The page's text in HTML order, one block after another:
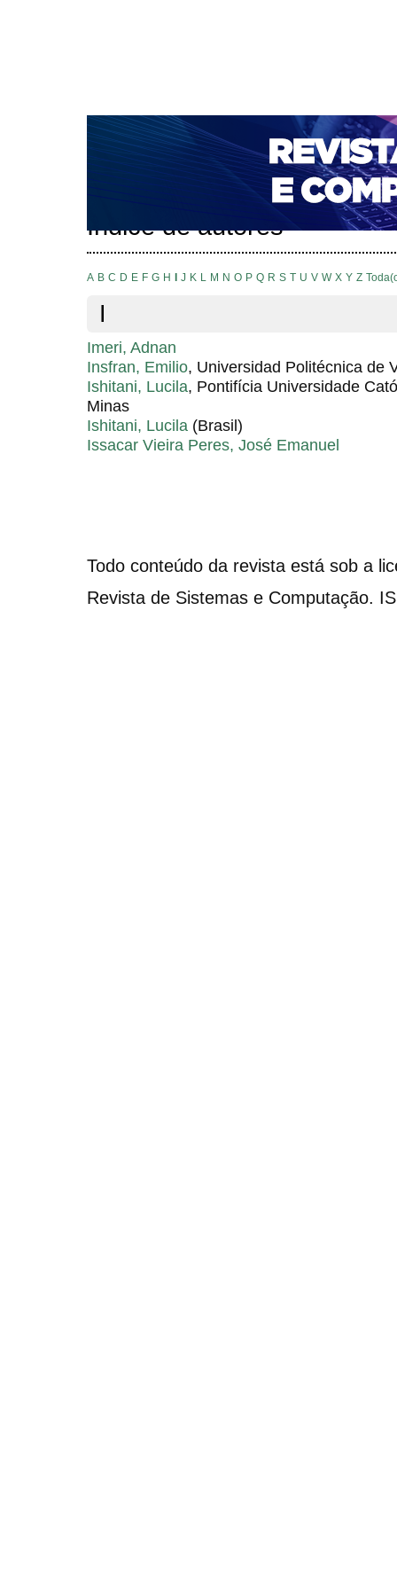
CAPA SOBRE ACESSO CADASTRO
NOTÍCIAS
PORTAL DE REVISTAS DA UNIFACS
PARA AVALIADORES
NOVA SUBMISSÃO
Índice de autores
Índice de autores
A B C D E F G H J K L M N O P Q R S T U V W X Y Z
I
Imeri, Adnan
Insfran, Emilio, Universidad Politécnica de
Ishitani, Lucila, Pontifícia Universidade
Minas
Ishitani, Lucila (Brasil)
Issacar Vieira Peres, José Emanuel
Todo conteúdo da revista está sob a
Revista de Sistemas e Computação.